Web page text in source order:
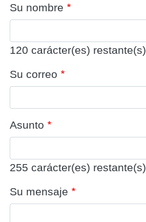
Su nombre
120 carácter(es) restante(s)
Su correo
Asunto
255 carácter(es) restante(s)
Su mensaje